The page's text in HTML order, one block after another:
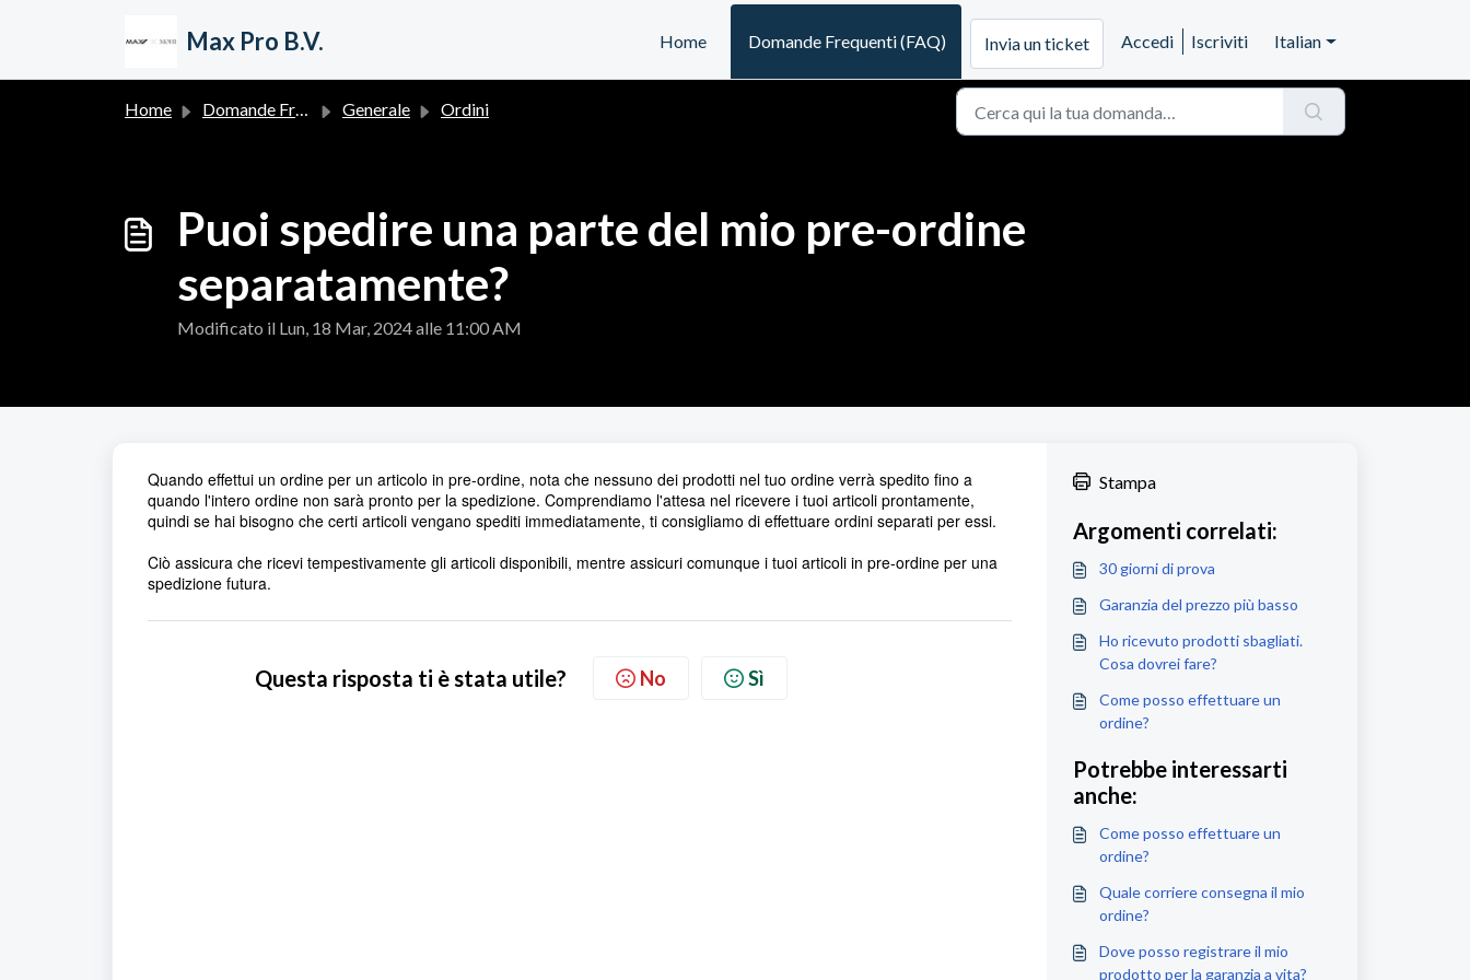
Max Pro B.V. Home Domande Frequenti (FAQ) Invia un ticket Accedi Iscriviti Italian
Home Domande Frequenti (FAQ) Generale Ordini
Puoi spedire una parte del mio pre-ordine
separatamente?
Modificato il Lun, 18 Mar, 2024 alle 11:00 AM
Quando effettui un ordine per un articolo in pre-ordine, nota che nessuno dei prodotti nel tuo ordine verrà spedito fino a
quando l'intero ordine non sarà pronto per la spedizione. Comprendiamo l'attesa nel ricevere i tuoi articoli prontamente,
quindi se hai bisogno che certi articoli vengano spediti immediatamente, ti consigliamo di effettuare ordini separati per essi.
Ciò assicura che ricevi tempestivamente gli articoli disponibili, mentre assicuri comunque i tuoi articoli in pre-ordine per una
spedizione futura.
Questa risposta ti è stata utile? No Sì
Stampa
Argomenti correlati:
30 giorni di prova
Garanzia del prezzo più basso
Ho ricevuto prodotti sbagliati.
Cosa dovrei fare?
Come posso effettuare un
ordine?
Potrebbe interessarti
anche:
Come posso effettuare un
ordine?
Quale corriere consegna il mio
ordine?
Dove posso registrare il mio
prodotto per la garanzia a vita?